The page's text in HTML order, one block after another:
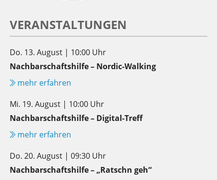
VERANSTALTUNGEN
Do. 13. August | 10:00 Uhr
Nachbarschaftshilfe – Nordic-Walking
mehr erfahren
Mi. 19. August | 10:00 Uhr
Nachbarschaftshilfe – Digital-Treff
mehr erfahren
Do. 20. August | 09:30 Uhr
Nachbarschaftshilfe – „Ratschn geh“